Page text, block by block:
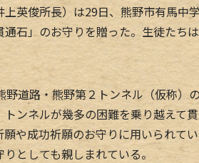
英俊所長）は29日、熊野市有馬中
石」のお守りを贈った。生徒たち
道路・熊野第２トンネル（仮称）
ンネルが幾多の困難を乗り越えて
や成功祈願のお守りに用いられて
としても親しまれている。